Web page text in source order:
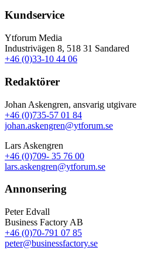
Kundservice
Ytforum Media
Industrivägen 8, 518 31 Sandared
+46 (0)33-10 44 06
Redaktörer
Johan Askengren, ansvarig utgivare
+46 (0)735-57 01 84
johan.askengren@ytforum.se
Lars Askengren
+46 (0)709- 35 76 00
lars.askengren@ytforum.se
Annonsering
Peter Edvall
Business Factory AB
+46 (0)70-791 07 85
peter@businessfactory.se